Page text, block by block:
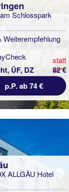
Schlosspark
Weiterempfehlung
ÜF, DZ
statt
82 €
p.P. ab 74 €
ALLGÄU Hotel